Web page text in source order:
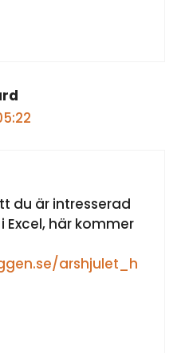
du är intresserad
Excel, här kommer
arshjulet_h